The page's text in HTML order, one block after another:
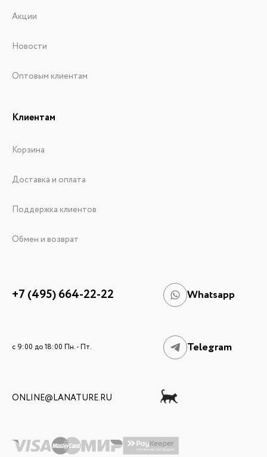
Акции
Новости
Оптовым клиентам
Клиентам
Корзина
Доставка и оплата
Поддержка клиентов
Обмен и возврат
+7 (495) 664-22-22 Whatsapp
c 9:00 до 18:00 Пн. - Пт. Telegram
ONLINE@LANATURE.RU